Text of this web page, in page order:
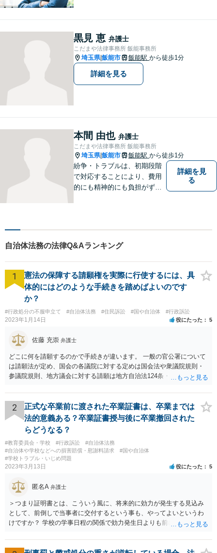
い。
黒見 恵 弁護士
こだまや法律事務所 飯能事務所
埼玉県|飯能市 飯能駅 から徒歩1分
詳細を見る
本間 由也 弁護士
こだまや法律事務所 飯能事務所
埼玉県|飯能市 飯能駅 から徒歩1分
紛争・トラブルは、初期段階
で対応することにより、費用
的にも精神的にも負担がずっ
ひ一度ご相談ください。
詳細を見
る
自治体法務の法律Q&Aランキング
1
憲法の保障する請願権を実際に行使するには、具
体的にはどのような手続きを踏めばよいのです
か？
#行政処分の不服申立て #自治体法務 #住民訴訟 #国や自治体 #行政訴訟
2023年1月14日 役にたった 5
佐藤 充崇 弁護士
どこに何を請願するのかで手続きが違います。 一般の官公署について
は請願法が定め、国会の各議院に対する定めは国会法や衆議院規則・
参議院規則、地方議会に対する請願は地方自治法124条・125条が定め
スムースかと思います。
2
正式な卒業前に渡された卒業証書は、卒業までは
法的意義ある？卒業証書授与後に卒業撤回された
らどうなる？
#教育委員会・学校 #行政訴訟
#自治体法務
#自治体や学校などへの損害賠償・慰謝料請求
#国や自治体
#学校トラブル・いじめ問題
2023年3月13日 役にたった 5
匿名A 弁護士
＞つまり証明書とは、こういう風に、将来的に効力が発生する見込み
として、前倒しで当事者に交付するという事も、やってよいというわ
けですか？ 学校の学事日程の関係で効力発生日よりも前に交付したか
でしょう。 両者をそろえるに越したことはないですが、卒業式の日程
自体は各学校によって慣例として定められることが多いですし、学籍